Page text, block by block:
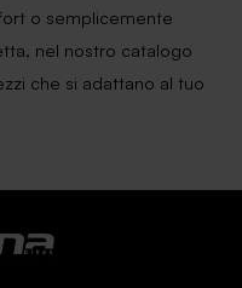
o semplicemente
nel nostro catalogo
che si adattano al tuo